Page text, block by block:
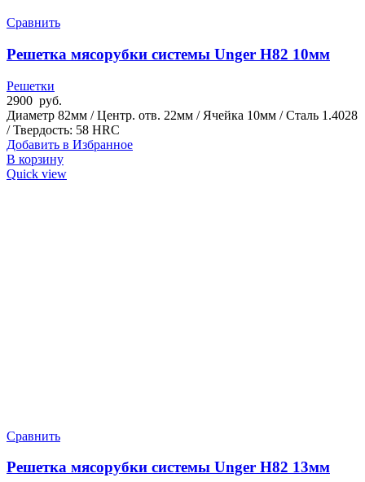
Сравнить
Решетка мясорубки системы Unger H82 10мм
Решетки
2900 руб.
Диаметр 82мм / Центр. отв. 22мм / Ячейка 10мм / Сталь 1.4028
/ Твердость: 58 HRC
Добавить в Избранное
В корзину
Quick view
Сравнить
Решетка мясорубки системы Unger H82 13мм